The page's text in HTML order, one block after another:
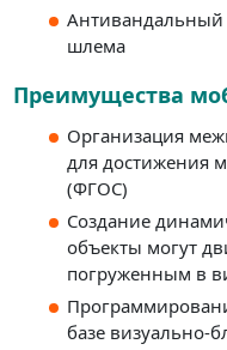
Антивандальный
шлема
Преимущества
Организация
для достижения
(ФГОС)
Создание
объекты могут
погруженным в
базе визуально-